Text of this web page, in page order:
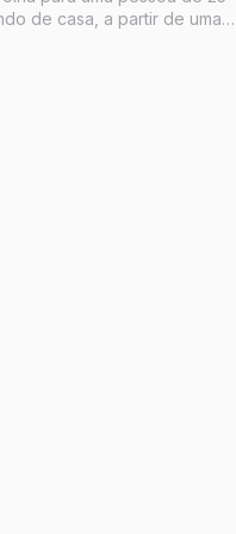
de casa, a partir de uma
mentalizar o que os grandes
escreveram ao longo dos